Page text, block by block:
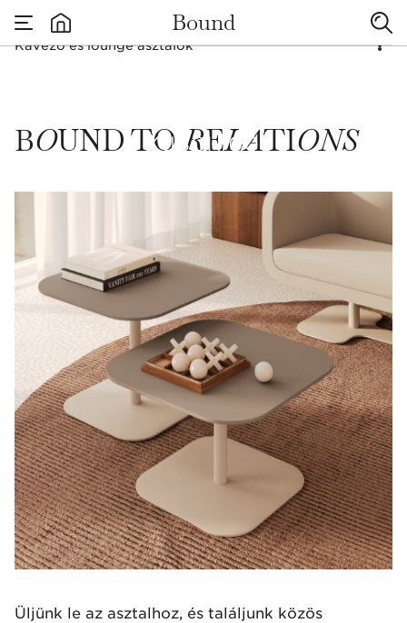
Bound
Kávézó és lounge asztalok
Üljünk le az asztalhoz, és találjunk közös
BOUND TO RELATIONS